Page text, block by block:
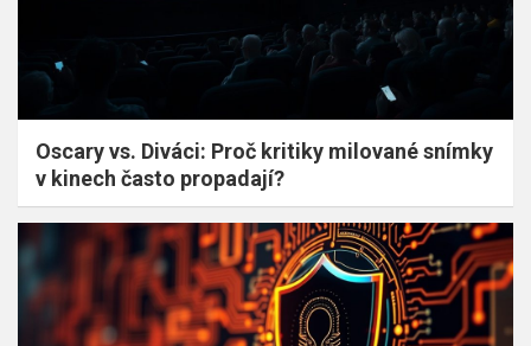
Oscary vs. Diváci: Proč kritiky milované snímky
v kinech často propadají?